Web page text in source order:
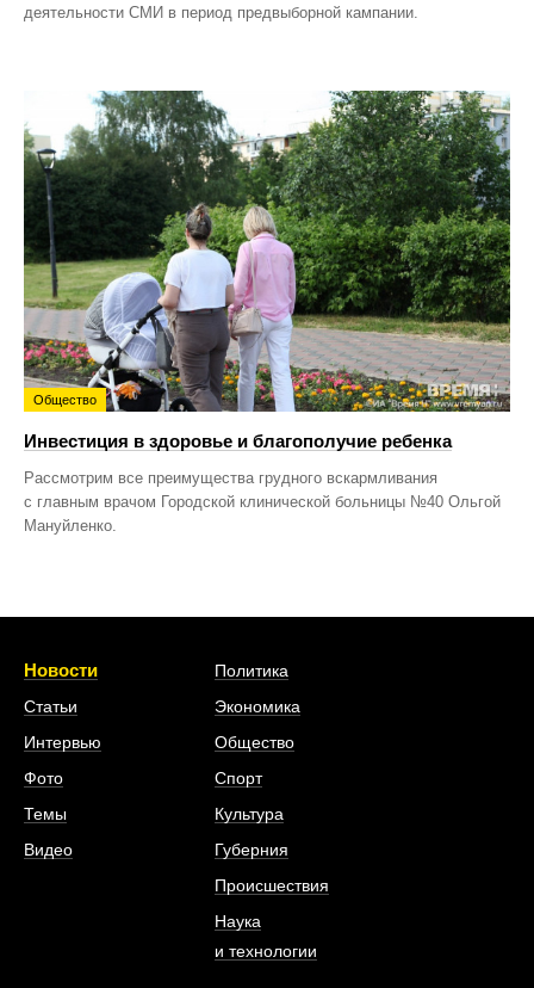
деятельности СМИ в период предвыборной кампании.
Общество
Инвестиция в здоровье и благополучие ребенка
Рассмотрим все преимущества грудного вскармливания
с главным врачом Городской клинической больницы №40 Ольгой
Мануйленко.
Новости
Статьи
Интервью
Фото
Темы
Видео
Политика
Экономика
Общество
Спорт
Культура
Губерния
Происшествия
Наука
и технологии